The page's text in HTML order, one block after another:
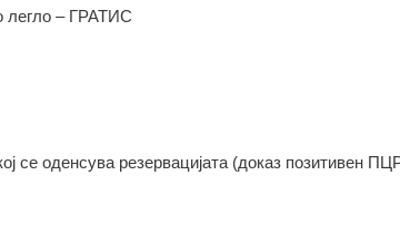
легло – ГРАТИС
се оденсува резервацијата (доказ позитивен